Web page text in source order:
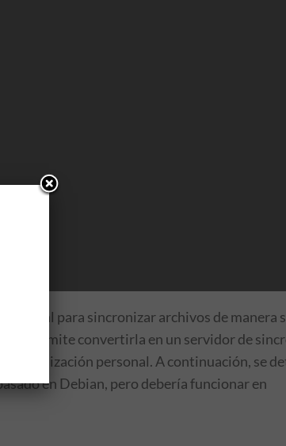
ideal para sincronizar archivos de manera
Pi permite convertirla en un servidor de
personal. A continuación, se
en Debian, pero debería funcionar en